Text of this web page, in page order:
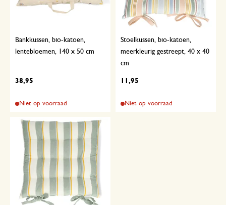
Bankkussen, bio-katoen,
lentebloemen, 140 x 50 cm
38,95
Niet op voorraad
Stoelkussen, bio-katoen,
meerkleurig gestreept, 40 x 40
cm
11,95
Niet op voorraad